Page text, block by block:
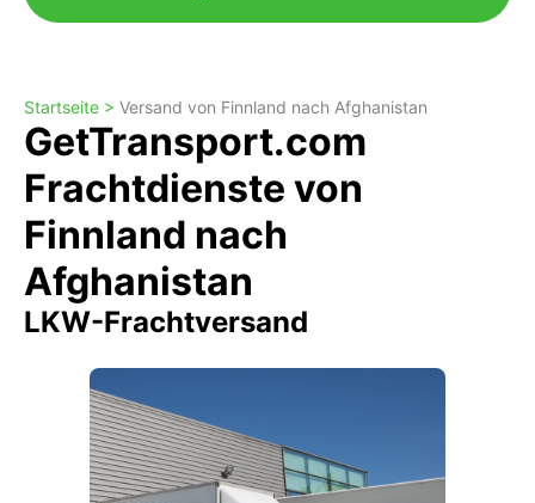
Startseite > Versand von Finnland nach Afghanistan
GetTransport.com
Frachtdienste von
Finnland nach
Afghanistan
LKW-Frachtversand